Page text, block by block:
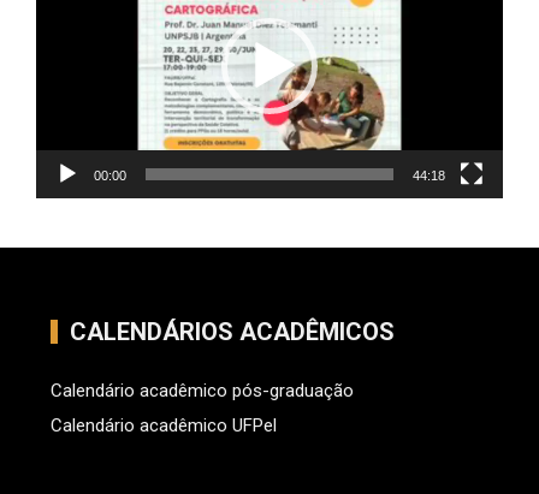
00:00 44:18
CALENDÁRIOS ACADÊMICOS
Calendário acadêmico pós-graduação
Calendário acadêmico UFPel